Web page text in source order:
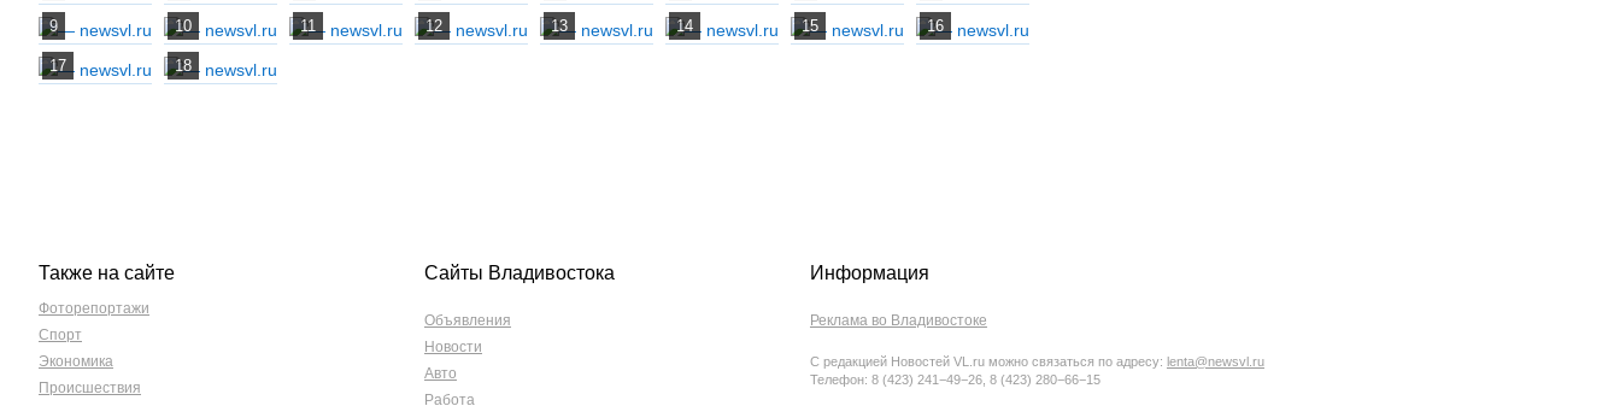
Также на сайте
Фоторепортажи
Спорт
Экономика
Происшествия
Сайты Владивостока
Объявления
Новости
Авто
Работа
Информация
Реклама во Владивостоке
С редакцией Новостей VL.ru можно связаться по адресу: lenta@newsvl.ru
Телефон: 8 (423) 241−49−26, 8 (423) 280−66−15